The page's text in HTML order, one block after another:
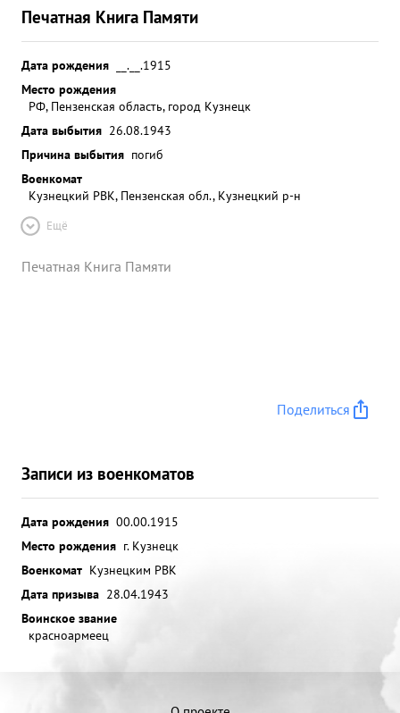
Печатная Книга Памяти
Дата рождения
__.__.1915
Место рождения
РФ, Пензенская область, город Кузнецк
Дата выбытия 26.08.1943
Причина выбытия погиб
Военкомат
Кузнецкий РВК, Пензенская обл., Кузнецкий р-н
Ещё
Печатная Книга Памяти
Поделиться
Записи из военкоматов
Дата рождения 00.00.1915
Место рождения г. Кузнецк
Военкомат Кузнецким РВК
Дата призыва 28.04.1943
Воинское звание
красноармеец